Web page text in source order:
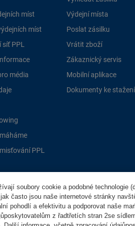
míst
míst
PPL
média
PPL
EU
Výdejní místa
Poslat zásilku
Vrátit zboží
Zákaznický servis
Mobilní aplikace
Dokumenty ke stažení
soubory cookie a podobné technologie
často jsou naše internetové stránky
pohodlí a efektivitu a podporovat naše
z řadtřetích stran 2se